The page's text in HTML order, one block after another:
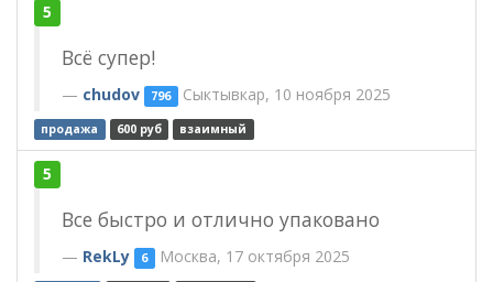
5
Всё супер!
chudov 796 Сыктывкар, 10 ноября 2025
продажа 600 руб взаимный
5
Все быстро и отлично упаковано
RekLy 6 Москва, 17 октября 2025